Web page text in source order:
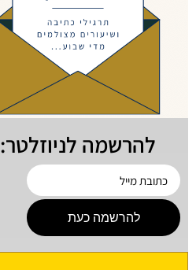
להרשמה לניוזלטר:
להרשמה כעת